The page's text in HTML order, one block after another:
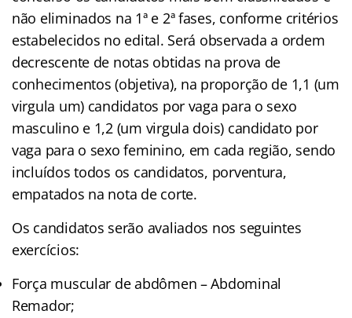
não eliminados na 1ª e 2ª fases, conforme critérios
estabelecidos no edital. Será observada a ordem
decrescente de notas obtidas na prova de
conhecimentos (objetiva), na proporção de 1,1 (um
virgula um) candidatos por vaga para o sexo
masculino e 1,2 (um virgula dois) candidato por
vaga para o sexo feminino, em cada região, sendo
incluídos todos os candidatos, porventura,
empatados na nota de corte.
Os candidatos serão avaliados nos seguintes
exercícios:
Força muscular de abdômen – Abdominal
Remador;